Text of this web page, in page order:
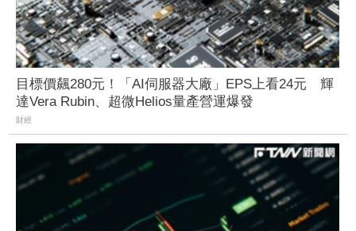
目標價飆280元！「AI伺服器大廠」EPS上看24元 輝
達Vera Rubin、超微Helios量產營運爆發
財經